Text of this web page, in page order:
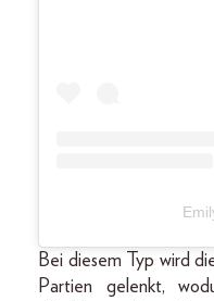
Bei diesem Typ wird
Partien gelenkt,